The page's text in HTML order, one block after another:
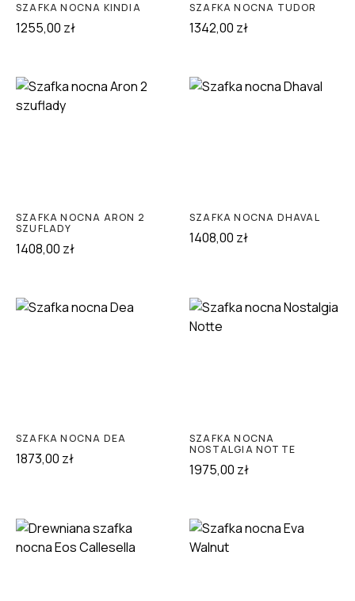
SZAFKA NOCNA KINDIA
1255,00 zł
SZAFKA NOCNA TUDOR
1342,00 zł
SZAFKA NOCNA ARON 2
SZUFLADY
1408,00 zł
SZAFKA NOCNA DHAVAL
1408,00 zł
SZAFKA NOCNA DEA
1873,00 zł
SZAFKA NOCNA
NOSTALGIA NOTTE
1975,00 zł